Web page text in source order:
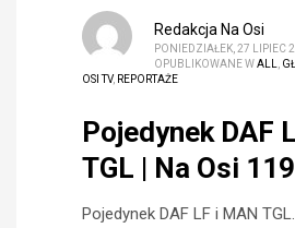
Redakcja Na Osi
PONIEDZIAŁEK, 27 LIPIEC
OPUBLIKOWANE WALL
OSI TV, REPORTAŻE
Pojedynek DAF
TGL | Na Osi
Pojedynek DAF LF i MAN TGL.